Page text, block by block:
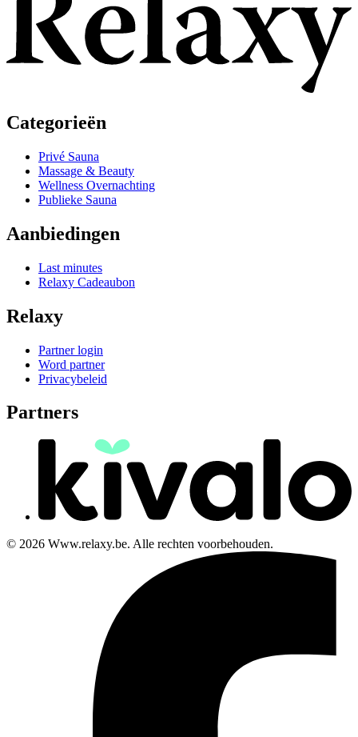
Categorieën
Privé Sauna
Massage & Beauty
Wellness Overnachting
Publieke Sauna
Aanbiedingen
Last minutes
Relaxy Cadeaubon
Relaxy
Partner login
Word partner
Privacybeleid
Partners
© 2026 Www.relaxy.be. Alle rechten voorbehouden.